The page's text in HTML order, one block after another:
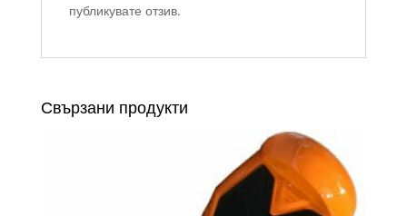
публикувате отзив.
Свързани продукти